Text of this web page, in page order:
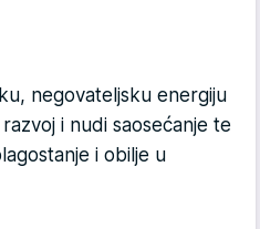
negovateljsku energiju
i nudi saosećanje te
i obilje u